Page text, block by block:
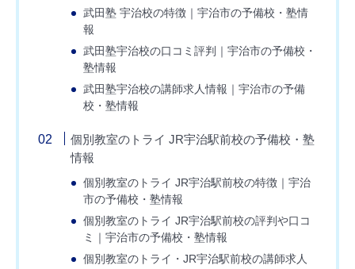
武田塾 宇治校の特徴｜宇治市の予備校・塾情
報
武田塾宇治校の口コミ評判｜宇治市の予備校・
塾情報
武田塾宇治校の講師求人情報｜宇治市の予備
校・塾情報
個別教室のトライ JR宇治駅前校の予備校・塾
情報
個別教室のトライ JR宇治駅前校の特徴｜宇治
市の予備校・塾情報
個別教室のトライ JR宇治駅前校の評判や口コ
ミ｜宇治市の予備校・塾情報
個別教室のトライ・JR宇治駅前校の講師求人